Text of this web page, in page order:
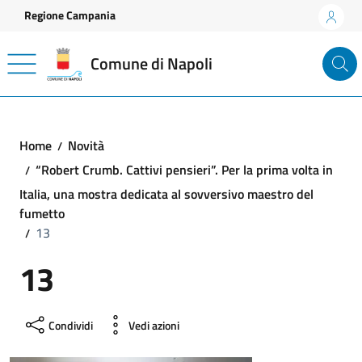
Vai ai contenuti
Vai al footer
Regione Campania
Comune di Napoli
Home
Novità
“Robert Crumb. Cattivi pensieri”. Per la prima volta in
Italia, una mostra dedicata al sovversivo maestro del
fumetto
13
13
Condividi Vedi azioni